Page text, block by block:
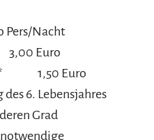
Pers/Nacht
3,00 Euro
1,50 Euro
6. Lebensjahres
Grad